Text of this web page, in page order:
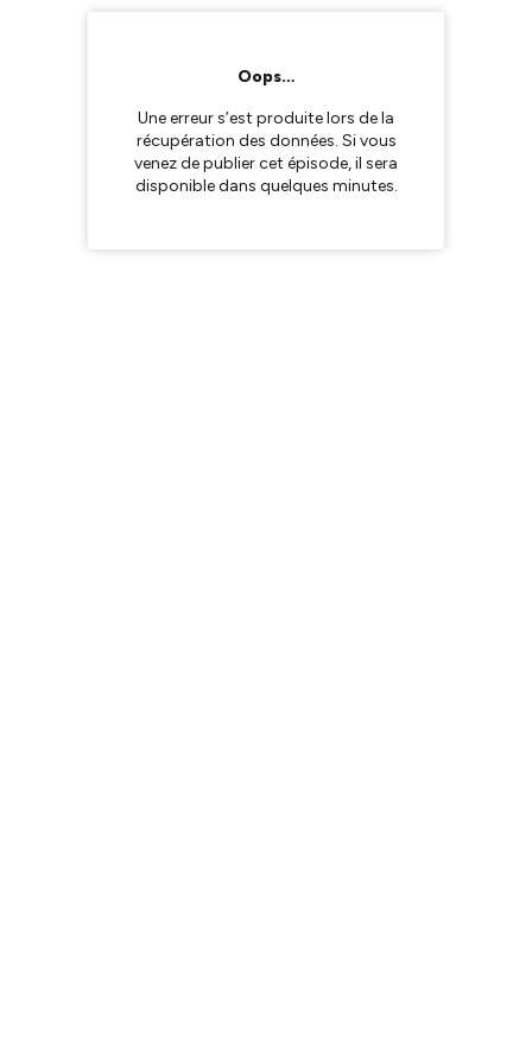
Oops…
Une erreur s’est produite lors de la
récupération des données. Si vous
venez de publier cet épisode, il sera
disponible dans quelques minutes.